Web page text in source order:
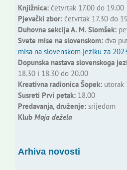
Knjižnica:četvrtak 17.00 do 19.00
Pjevački zbor:četvrtak 17.30 do
Duhovna sekcija A. M. Slomšek:
Svete mise na slovenskom:dva
misa na slovenskom jeziku za
Dopunska nastava slovenskoga
18.30 i 18.30 do 20.00
Kreativna radionica Šopek:utorak
Susreti Prvi petak:18.00
Predavanja, druženje:srijedom
Klub Moja dežela
Arhiva novosti